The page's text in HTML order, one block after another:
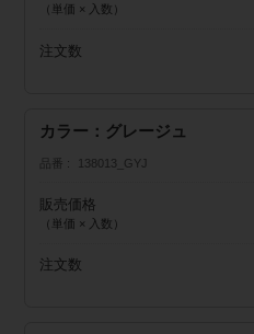
（単価 × 入数）
注文数
カラー：グレージュ
品番 138013_GYJ
販売価格
（単価 × 入数）
注文数